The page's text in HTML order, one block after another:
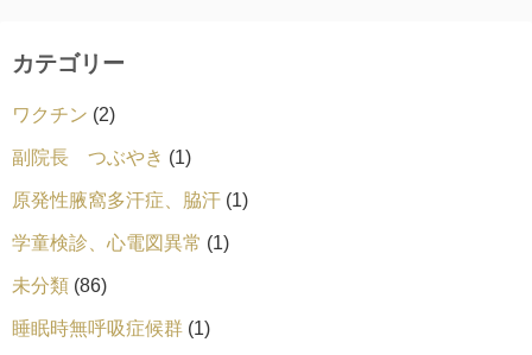
カテゴリー
ワクチン (2)
副院長 つぶやき (1)
原発性腋窩多汗症、脇汗 (1)
学童検診、心電図異常 (1)
未分類 (86)
睡眠時無呼吸症候群 (1)